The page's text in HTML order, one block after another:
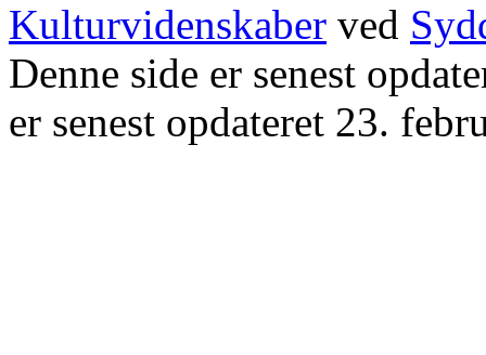
Kulturvidenskaber ved
Denne side er senest
er senest opdateret 23.